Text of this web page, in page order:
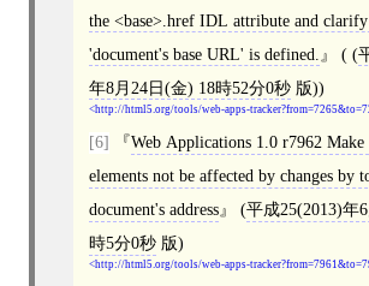
the <base>.href IDL attribute and
'document's base URL' is defined.
( (
年8月24日(金) 18時52分0秒版))
http://html5.org/tools/web-apps-
[6]
Web Applications 1.0 r7962 Make <base>
elements not be affected by changes by
document's address
(平成25(2013)年
時5分0秒版)
http://html5.org/tools/web-apps-